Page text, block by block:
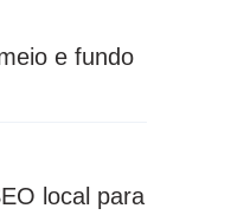
e fundo
local para